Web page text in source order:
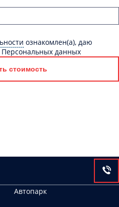
ознакомлен(а), даю
Персональных данных
стоимость
Автопарк